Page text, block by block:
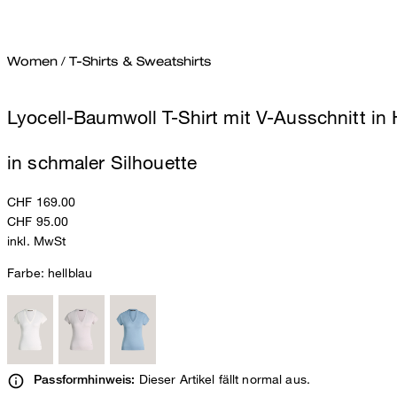
Women / T-Shirts & Sweatshirts
Lyocell-Baumwoll T-Shirt mit V-Ausschnitt in
in schmaler Silhouette
CHF 169.00
CHF 95.00
inkl. MwSt
Farbe: hellblau
Passformhinweis: Dieser Artikel fällt normal aus.